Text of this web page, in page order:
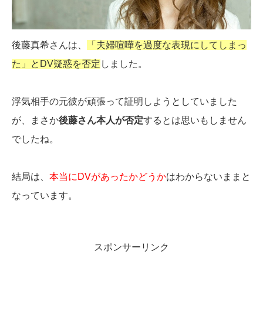
後藤真希さんは、
「夫婦喧嘩を過度な表現にしてしまっ
た」とDV疑惑を否定 しました。
浮気相手の元彼が頑張って証明しようとしていました
が、まさか後藤さん本人が否定するとは思いもしません
でしたね。
結局は、 本当にDVがあったかどうかはわからないままと
なっています。
スポンサーリンク